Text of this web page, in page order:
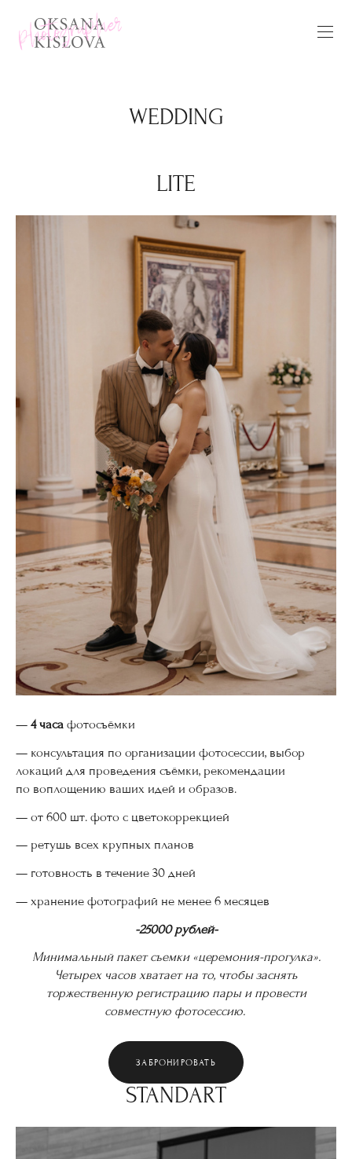
WEDDING
LITE
— 4 часа фотосъёмки
— консультация по организации фотосессии, выбор
локаций для проведения съёмки, рекомендации
по воплощению ваших идей и образов.
— от 600 шт. фото с цветокоррекцией
— ретушь всех крупных планов
— готовность в течение 30 дней
— хранение фотографий не менее 6 месяцев
-25000 рублей-
Минимальный пакет съемки «церемония-прогулка».
Четырех часов хватает на то, чтобы заснять
торжественную регистрацию пары и провести
совместную фотосессию.
ЗАБРОНИРОВАТЬ
STANDART